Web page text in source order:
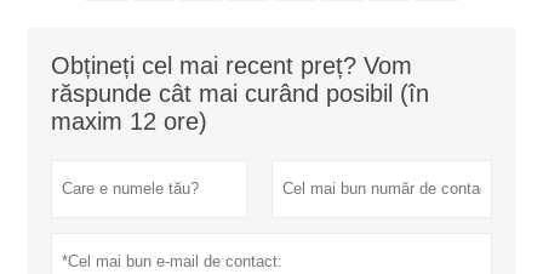
Obțineți cel mai recent preț? Vom
răspunde cât mai curând posibil (în
maxim 12 ore)